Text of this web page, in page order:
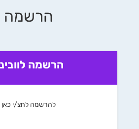
הרשמה
הרשמה
להרשמה לחצ/י כאן